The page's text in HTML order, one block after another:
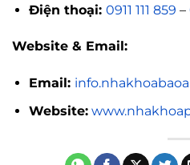
Điện thoại: 0911 111 859 –
Website & Email:
Email:
Website: